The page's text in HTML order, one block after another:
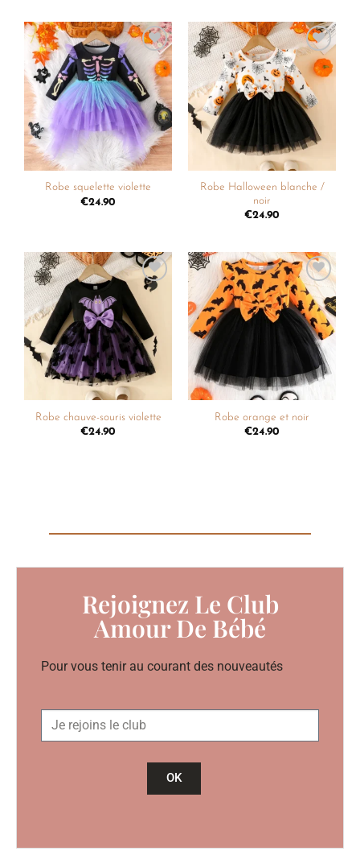
Ajouter
à la
liste de
souhaits
Robe squelette violette
€24.90
Ajouter
à la
liste de
souhaits
Robe Halloween blanche /
noir
€24.90
Ajouter
liste de
souhaits
Robe chauve-souris violette
€24.90
Ajouter
à la
liste de
souhaits
Robe orange et noir
€24.90
Rejoignez Le Club
Amour De Bébé
Pour vous tenir au courant des nouveautés
OK